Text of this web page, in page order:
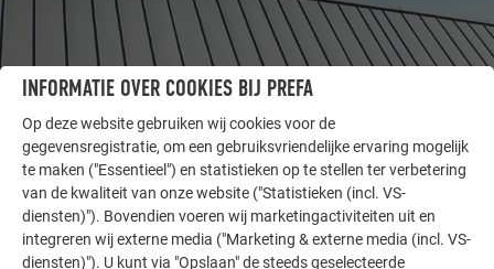
LAAT U INSPIREREN
ANDERE OBJECTEN
INFORMATIE OVER COOKIES BIJ PREFA
Op deze website gebruiken wij cookies voor de
gegevensregistratie, om een gebruiksvriendelijke ervaring mogelijk
te maken ("Essentieel") en statistieken op te stellen ter verbetering
van de kwaliteit van onze website ("Statistieken (incl. VS-
diensten)"). Bovendien voeren wij marketingactiviteiten uit en
integreren wij externe media ("Marketing & externe media (incl. VS-
diensten)"). U kunt via "Opslaan" de steeds geselecteerde